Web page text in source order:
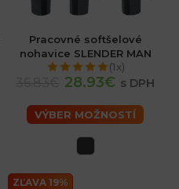
Pracovné softšelové
nohavice SLENDER MAN
(1x)
28.93€ s DPH
VÝBER MOŽNOSTÍ
ZĽAVA 19%